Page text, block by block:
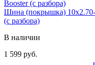
Шина (покрышка) 10x2.70-
(с разбора)
В наличии
1 599 руб.